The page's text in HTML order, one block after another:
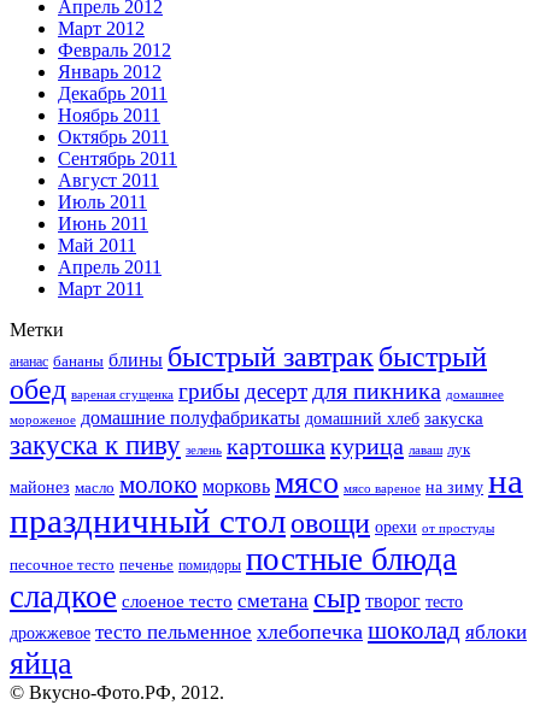
Апрель 2012
Март 2012
Февраль 2012
Январь 2012
Декабрь 2011
Ноябрь 2011
Октябрь 2011
Сентябрь 2011
Август 2011
Июль 2011
Июнь 2011
Май 2011
Апрель 2011
Март 2011
Метки
ананас бананы блины быстрый завтракбыстрый
обед вареная сгущенка грибыдесерт для пикника домашнее
мороженое домашние полуфабрикаты домашний хлеб закуска
закуска к пиву зелень картошка курица лаваш лук
майонез масло молоко морковь мясо мясо вареное на зиму на
праздничный столовощи орехи от простуды
песочное тесто печенье помидоры постные блюда
сладкое слоеное тесто сметана сыр творог тесто
дрожжевое тесто пельменное хлебопечка шоколад яблоки
яйца
© Вкусно-Фото.РФ, 2012.